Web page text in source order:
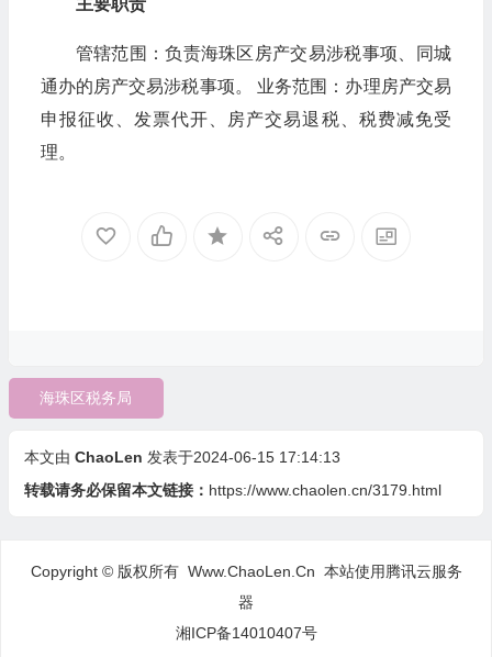
主要职责
管辖范围：负责海珠区房产交易涉税事项、同城
通办的房产交易涉税事项。 业务范围：办理房产交易
申报征收、发票代开、房产交易退税、税费减免受
理。
海珠区税务局
本文由 ChaoLen 发表于2024-06-15 17:14:13
转载请务必保留本文链接： https://www.chaolen.cn/3179.html
Copyright © 版权所有 Www.ChaoLen.Cn 本站使用腾讯云服务
器
湘ICP备14010407号